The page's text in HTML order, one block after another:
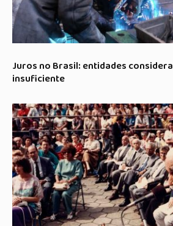
Juros no Brasil: entidades
insuficiente